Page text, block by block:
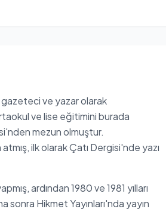
gazeteci ve yazar olarak
ve lise eğitimini burada
mezun olmuştur.
ilk olarak Çatı Dergisi'nde yazı
ardından 1980 ve 1981 yılları
sonra Hikmet Yayınları'nda yayın